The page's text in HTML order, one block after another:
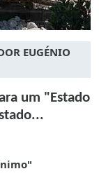
EUGÉNIO
um "Estado